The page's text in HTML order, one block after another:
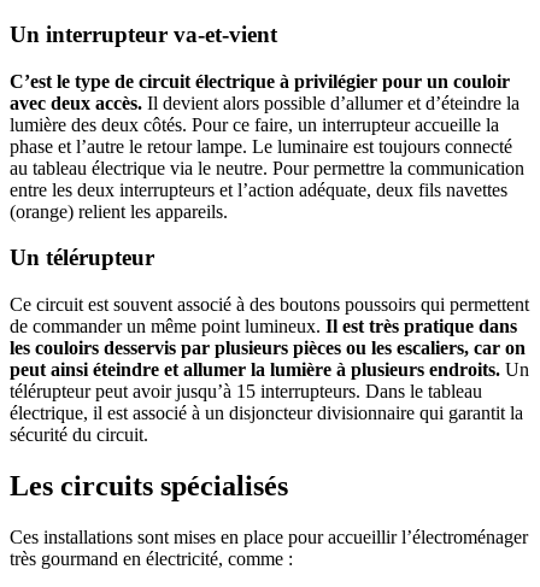
Un interrupteur va-et-vient
C’est le type de circuit électrique à privilégier pour un couloir
avec deux accès. Il devient alors possible d’allumer et d’éteindre la
lumière des deux côtés. Pour ce faire, un interrupteur accueille la
phase et l’autre le retour lampe. Le luminaire est toujours connecté
au tableau électrique via le neutre. Pour permettre la communication
entre les deux interrupteurs et l’action adéquate, deux fils navettes
(orange) relient les appareils.
Un télérupteur
Ce circuit est souvent associé à des boutons poussoirs qui permettent
de commander un même point lumineux. Il est très pratique dans
les couloirs desservis par plusieurs pièces ou les escaliers, car on
peut ainsi éteindre et allumer la lumière à plusieurs endroits. Un
télérupteur peut avoir jusqu’à 15 interrupteurs. Dans le tableau
électrique, il est associé à un disjoncteur divisionnaire qui garantit la
sécurité du circuit.
Les circuits spécialisés
Ces installations sont mises en place pour accueillir l’électroménager
très gourmand en électricité, comme :